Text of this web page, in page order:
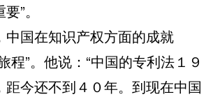
”。
国在知识产权方面的成就
程”。他说：“中国的专利法１９
距今还不到４０年。到现在中国